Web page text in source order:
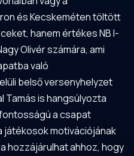
és Kecskeméten töltött
hanem értékes NB I-
Olivér számára, ami
való
belső versenyhelyzet
Tamás is hangsúlyozta
a csapat
motivációjának
hozzájárulhat ahhoz, hogy